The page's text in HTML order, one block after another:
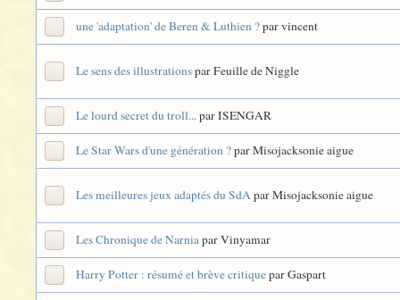
une 'adaptation' de Beren & Luthien ?par vincent
Le sens des illustrationspar Feuille de Niggle
Le lourd secret du troll...par ISENGAR
Le Star Wars d'une génération ?par Misojacksonie aigue
Les meilleures jeux adaptés du SdApar Misojacksonie aigue
Les Chronique de Narniapar Vinyamar
Harry Potter : résumé et brève critiquepar Gaspart